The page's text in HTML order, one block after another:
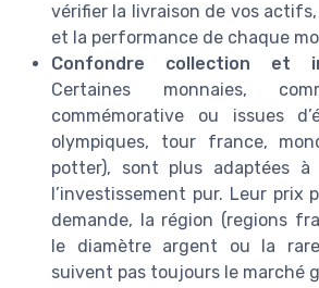
vérifier la livraison de vos
et la performance de chaque
Confondre collection et
Certaines monnaies,
commémorative ou issues
olympiques, tour france,
potter), sont plus adaptées à
l’investissement pur. Leur prix
demande, la région (regions
le diamètre argent ou la
suivent pas toujours le marché